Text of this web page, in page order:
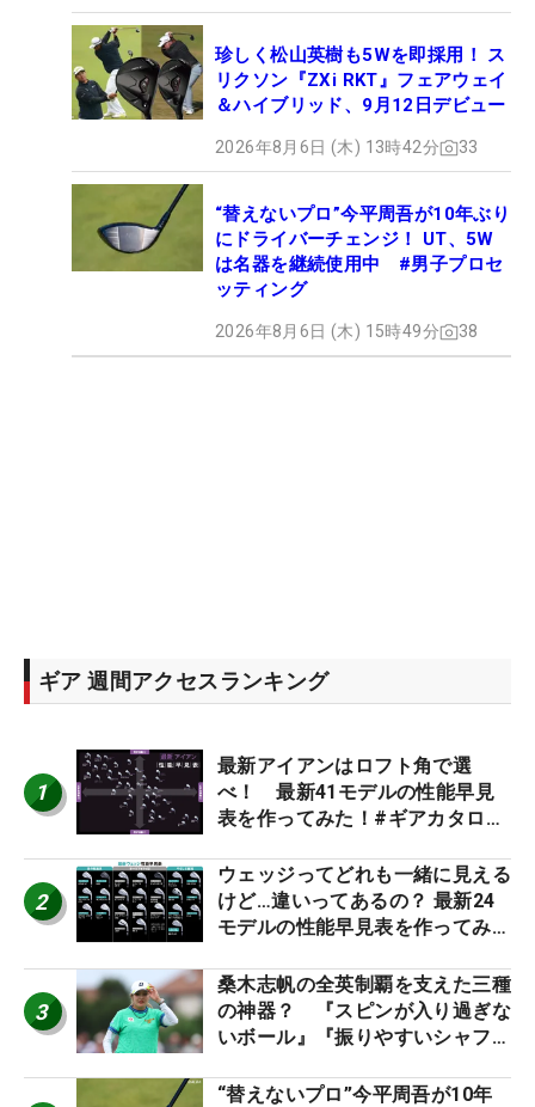
珍しく松山英樹も5Wを即採用！ ス
リクソン『ZXi RKT』フェアウェイ
＆ハイブリッド、9月12日デビュー
2026年8月6日 (木) 13時42分 33
“替えないプロ”今平周吾が10年ぶり
にドライバーチェンジ！ UT、5W
は名器を継続使用中 #男子プロセ
ッティング
2026年8月6日 (木) 15時49分 38
ギア 週間アクセスランキング
1
最新アイアンはロフト角で選
べ！ 最新41モデルの性能早見
表を作ってみた！#ギアカタログ
2
ウェッジってどれも一緒に見える
けど…違いってあるの？ 最新24
モデルの性能早見表を作ってみ
3
桑木志帆の全英制覇を支えた三種
の神器？ 『スピンが入り過ぎな
いボール』『振りやすいシャフ
ー』 #女子プロセッティング
“替えないプロ”今平周吾が10年